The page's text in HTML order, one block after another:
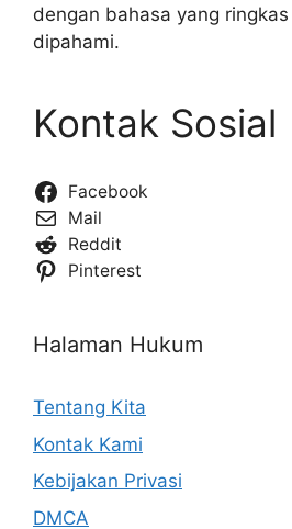
dengan bahasa yang
dipahami.
Kontak Sosial
Facebook
Mail
Reddit
Pinterest
Halaman Hukum
Tentang Kita
Kontak Kami
Kebijakan Privasi
DMCA